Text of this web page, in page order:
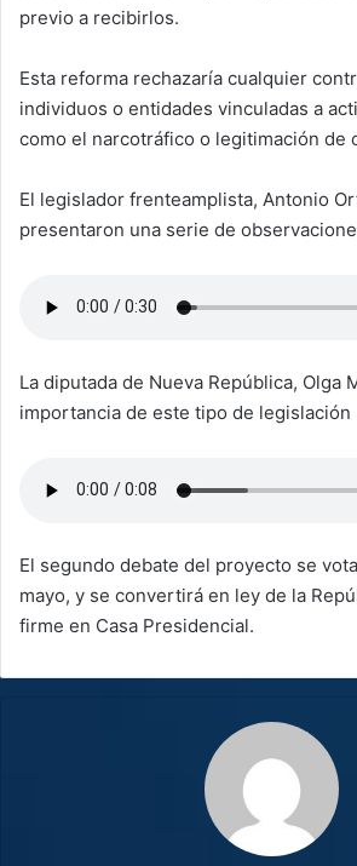
previo a recibirlos.
Esta reforma rechazaría cualquier
individuos o entidades vinculadas a
como el narcotráfico o legitimación de
El legislador frenteamplista, Antonio
presentaron una serie de
La diputada de Nueva República, Olga
importancia de este tipo de legislación
El segundo debate del proyecto se
mayo, y se convertirá en ley de la
firme en Casa Presidencial.